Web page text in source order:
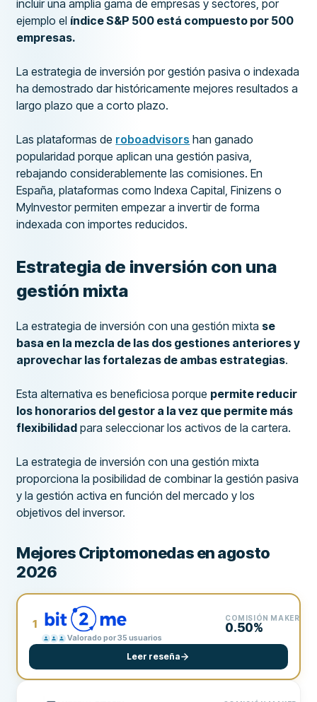
incluir una amplia gama de empresas y sectores, por
ejemplo el índice S&P 500 está compuesto por 500
empresas.
La estrategia de inversión por gestión pasiva o indexada
ha demostrado dar históricamente mejores resultados a
largo plazo que a corto plazo.
Las plataformas de roboadvisors han ganado
popularidad porque aplican una gestión pasiva,
rebajando considerablemente las comisiones. En
España, plataformas como Indexa Capital, Finizens o
MyInvestor permiten empezar a invertir de forma
indexada con importes reducidos.
Estrategia de inversión con una
gestión mixta
La estrategia de inversión con una gestión mixta se
basa en la mezcla de las dos gestiones anteriores y
aprovechar las fortalezas de ambas estrategias.
Esta alternativa es beneficiosa porque permite reducir
los honorarios del gestor a la vez que permite más
flexibilidad para seleccionar los activos de la cartera.
La estrategia de inversión con una gestión mixta
proporciona la posibilidad de combinar la gestión pasiva
y la gestión activa en función del mercado y los
objetivos del inversor.
Mejores Criptomonedas en agosto
2026
1
Valorado por 35 usuarios
COMISIÓN MAKER
0.50%
Leer reseña